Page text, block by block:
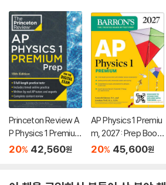
Princeton Review A
P Physics 1 Premium
Prep, 13th Edition: 5
20% 42,560원
AP Physics 1 Premiu
m, 2027: Prep Book
with 4 Practice Test
20% 45,600원